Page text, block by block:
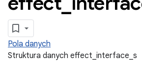
Pola danych
Struktura danych effect_interface_s